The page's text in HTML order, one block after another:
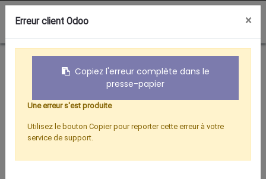
0
Boutique
ANTENNE TRINAPPE C.21/60 - 29 ELEMENTS
Erreur client Odoo ×
Copiez l'erreur complète dans le
presse-papier
Une erreur s'est produite
Utilisez le bouton Copier pour reporter cette erreur à votre
service de support.